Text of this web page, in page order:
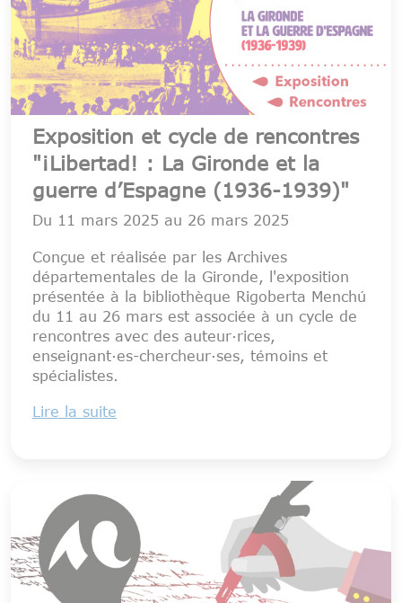
Exposition et cycle de rencontres
"¡Libertad! : La Gironde et la
guerre d’Espagne (1936-1939)"
Du 11 mars 2025 au 26 mars 2025
Conçue et réalisée par les Archives
départementales de la Gironde, l'exposition
présentée à la bibliothèque Rigoberta Menchú
du 11 au 26 mars est associée à un cycle de
rencontres avec des auteur·rices,
enseignant·es-chercheur·ses, témoins et
spécialistes.
Lire la suite